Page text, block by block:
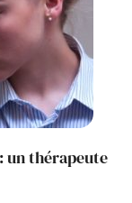
un thérapeute